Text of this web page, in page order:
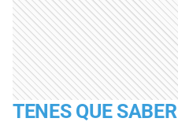
TENES QUE SABER